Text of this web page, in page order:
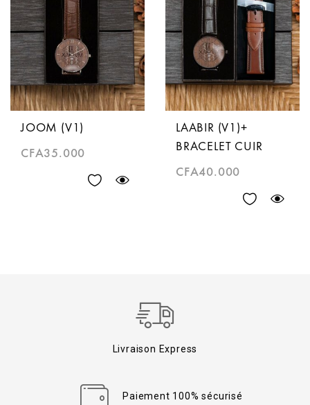
JOOM (V1)
CFA35.000
LAABIR (V1)+
BRACELET CUIR
CFA40.000
Livraison Express
Paiement 100% sécurisé